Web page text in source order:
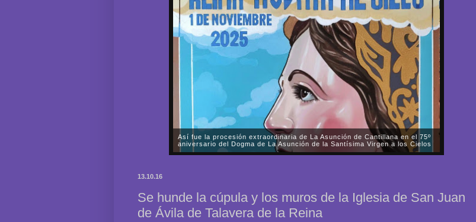
Así fue la procesión extraordinaria de La Asunción de Cantillana en el 75º
aniversario del Dogma de La Asunción de la Santísima Virgen a los Cielos
13.10.16
Se hunde la cúpula y los muros de la Iglesia de San Juan
de Ávila de Talavera de la Reina